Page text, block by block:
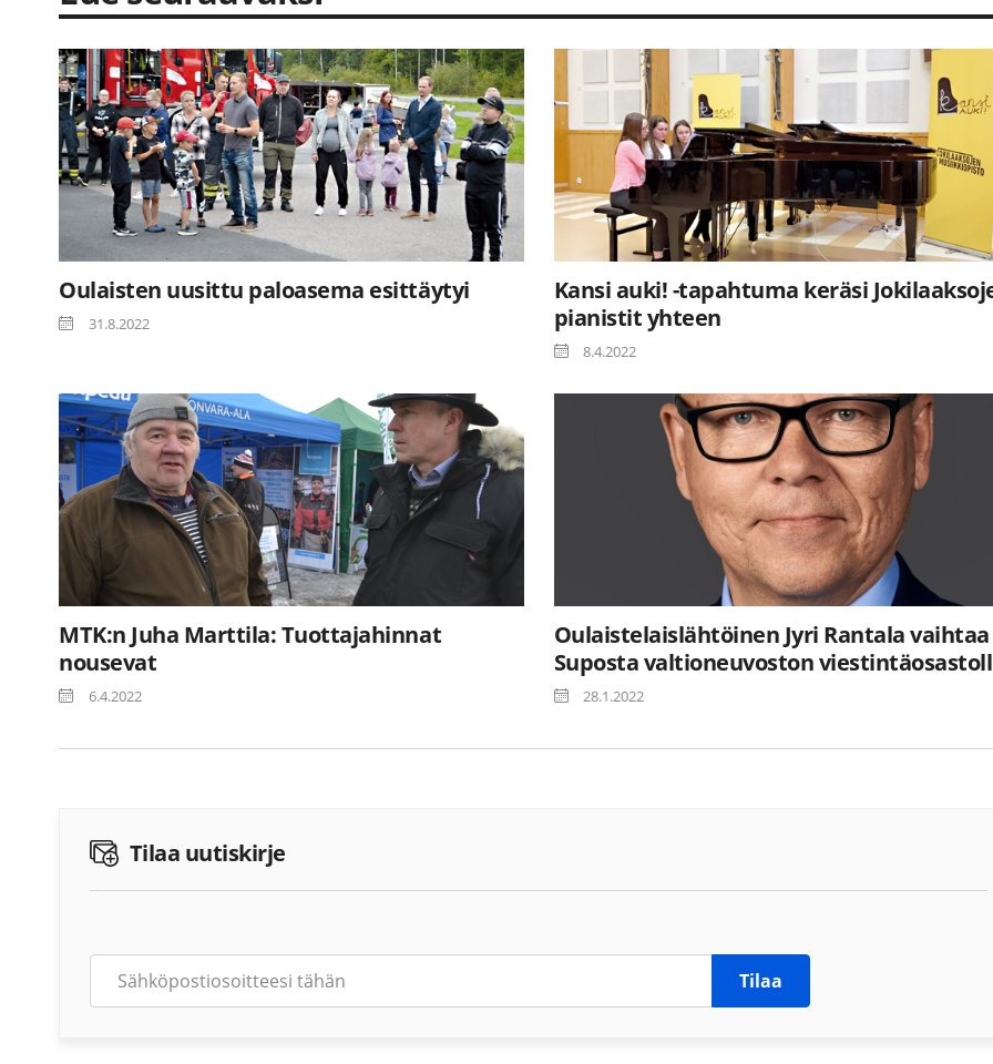
Oulaisten uusittu paloasema esittäytyi
31.8.2022
Kansi auki! -tapahtuma keräsi
pianistit yhteen
8.4.2022
MTK:n Juha Marttila: Tuottajahinnat
nousevat
6.4.2022
Oulaistelaislähtöinen Jyri Rantala vaihtaa
Suposta valtioneuvoston
28.1.2022
Tilaa uutiskirje
Tilaa